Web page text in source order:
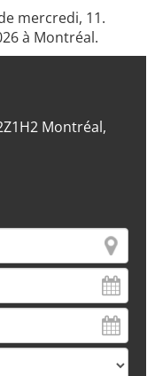
mercredi, 11.
à Montréal.
Montréal,